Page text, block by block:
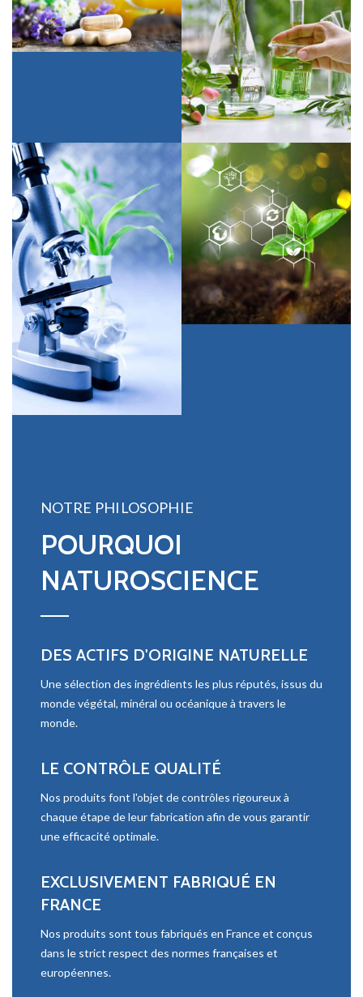
NOTRE PHILOSOPHIE
POURQUOI
NATUROSCIENCE
DES ACTIFS D'ORIGINE NATURELLE
Une sélection des ingrédients les plus réputés, issus du
monde végétal, minéral ou océanique à travers le
monde.
LE CONTRÔLE QUALITÉ
Nos produits font l'objet de contrôles rigoureux à
chaque étape de leur fabrication afin de vous garantir
une efficacité optimale.
EXCLUSIVEMENT FABRIQUÉ EN
FRANCE
Nos produits sont tous fabriqués en France et conçus
dans le strict respect des normes françaises et
européennes.